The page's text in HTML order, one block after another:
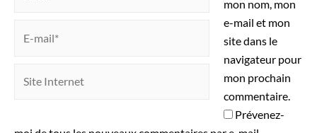
mon nom, mon
e-mail et mon
site dans le
navigateur pour
mon prochain
commentaire.
Prévenez-